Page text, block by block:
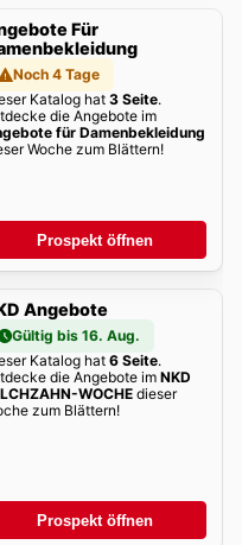
Für
Noch 4 Tage
Katalog hat 3 Seite.
die Angebote im
für Damenbekleidung
Woche zum Blättern!
Prospekt öffnen
Angebote
Gültig bis 16. Aug.
Katalog hat 6 Seite.
die Angebote im NKD
WOCHEdieser
zum Blättern!
Prospekt öffnen